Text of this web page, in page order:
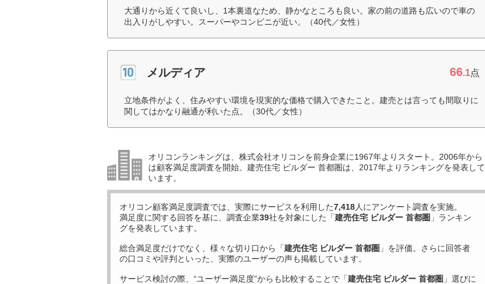
大通りから近くて良いし、1本裏道なため、静かなところも良い。家の前の道路も広いので車の
出入りがしやすい。スーパーやコンビニが近い。（40代／女性）
メルディア 66.1点
立地条件がよく、住みやすい環境を現実的な価格で購入できたこと。建売とは言っても間取りに
関してはかなり融通が利いた点。（30代／女性）
オリコンランキングは、株式会社オリコンを前身企業に1967年よりスタート。2006年から
は顧客満足度調査を開始。建売住宅 ビルダー 首都圏は、2017年よりランキングを発表して
います。
オリコン顧客満足度調査では、実際にサービスを利用した7,418人にアンケート調査を実施。
満足度に関する回答を基に、調査企業39社を対象にした「建売住宅 ビルダー 首都圏 」ランキン
グを発表しています。
総合満足度だけでなく、様々な切り口から「建売住宅 ビルダー 首都圏 」を評価。さらに回答者
の口コミや評判といった、実際のユーザーの声も掲載しています。
サービス検討の際、“ユーザー満足度”からも比較することで「建売住宅 ビルダー 首都圏 」選びに